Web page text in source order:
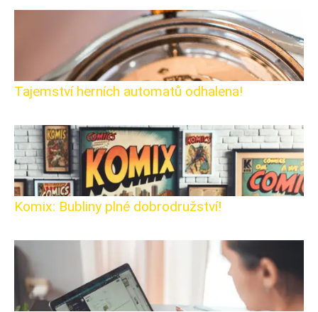
Tajemství herních automatů odhalena!
Komix: Bubliny plné dobrodružství!